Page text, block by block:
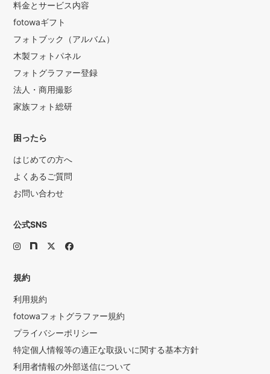
料金とサービス内容
fotowaギフト
フォトブック（アルバム）
木製フォトパネル
フォトグラファー登録
法人・商用撮影
家族フォト総研
困ったら
はじめての方へ
よくあるご質問
お問い合わせ
公式SNS
規約
利用規約
fotowaフォトグラファー規約
プライバシーポリシー
特定個人情報等の適正な取扱いに関する基本方針
利用者情報の外部送信について